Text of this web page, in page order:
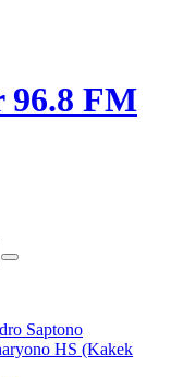
96.8 FM
Saptono
HS (Kakek